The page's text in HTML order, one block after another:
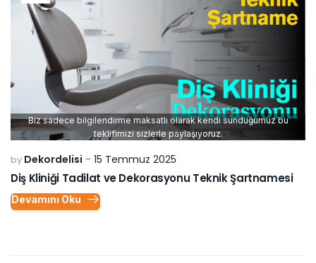
Biz sadece bilgilendirme maksatlı olarak kendi sunduğumuz bu
teklifimizi sizlerle paylaşıyoruz.
by Dekordelisi 15 Temmuz 2025
Diş Kliniği Tadilat ve Dekorasyonu Teknik Şartnamesi
Devamını Oku